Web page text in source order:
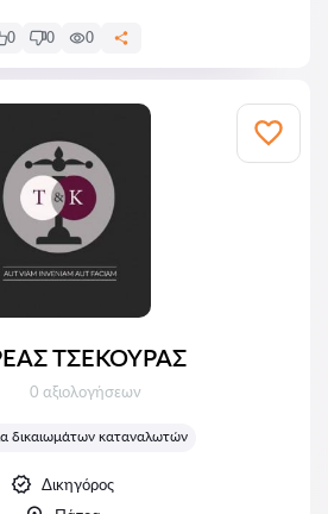
0 0 0
ΤΣΕΚΟΥΡΑΣ
Αξιολογήσεις:
0 αξιολογήσεων
δικαιωμάτων καταναλωτών
Δικηγόρος